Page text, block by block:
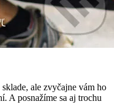
ale zvyčajne vám ho
A posnažíme sa aj trochu